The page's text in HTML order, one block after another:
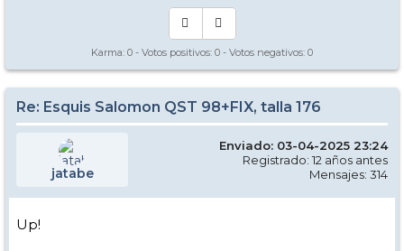
Karma: 0 - Votos positivos: 0 - Votos negativos: 0
Re: Esquis Salomon QST 98+FIX, talla 176
jatabe
Enviado: 03-04-2025 23:24
Registrado: 12 años antes
Mensajes: 314
Up!